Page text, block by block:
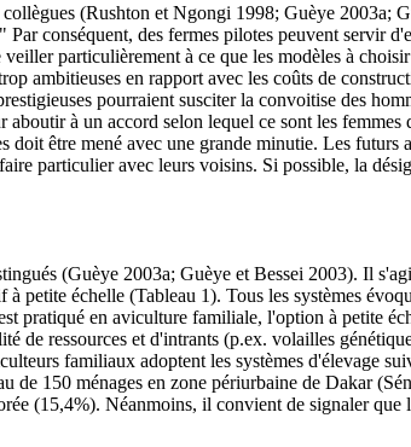
(Rushton et Ngongi 1998; Guèye 2003a;
conséquent, des fermes pilotes peuvent servir
particulièrement à ce que les modèles à
ambitieuses en rapport avec les coûts de
pourraient susciter la convoitise des
à un accord selon lequel ce sont les
être mené avec une grande minutie. Les
particulier avec leurs voisins. Si possible, la
(Guèye 2003a; Guèye et Bessei 2003). Il
petite échelle (Tableau 1). Tous les systèmes
pratiqué en aviculture familiale, l'option à petite
de ressources et d'intrants (p.ex. volailles
familiaux adoptent les systèmes d'élevage
150 ménages en zone périurbaine de Dakar
(15,4%). Néanmoins, il convient de signaler